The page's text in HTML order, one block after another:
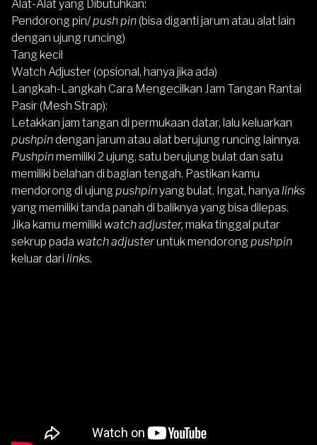
Alat-Alat yang Dibutuhkan:
Pendorong pin/ push pin(bisa diganti jarum atau alat lain
dengan ujung runcing)
Tang kecil
Watch Adjuster (opsional, hanya jika ada)
Langkah-Langkah Cara Mengecilkan Jam Tangan Rantai
Pasir (Mesh Strap):
Letakkan jam tangan di permukaan datar, lalu keluarkan
pushpindengan jarum atau alat berujung runcing lainnya.
Pushpinmemiliki 2 ujung, satu berujung bulat dan satu
memiliki belahan di bagian tengah. Pastikan kamu
mendorong di ujung pushpinyang bulat. Ingat, hanya links
yang memiliki tanda panah di baliknya yang bisa dilepas.
Jika kamu memiliki watch adjuster, maka tinggal putar
sekrup pada watch adjusteruntuk mendorong pushpin
keluar dari links.